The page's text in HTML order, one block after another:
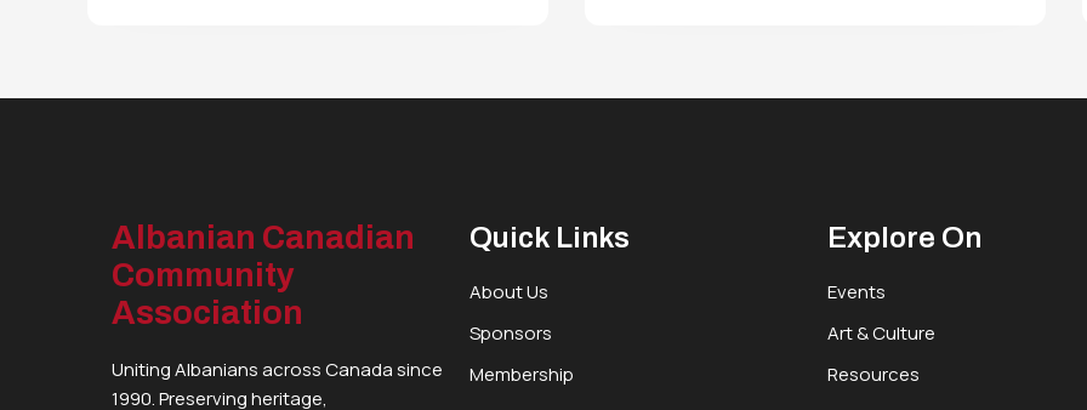
Albanian Canadian
Community
Association
Uniting Albanians across Canada since
1990. Preserving heritage,
Quick Links
About Us
Sponsors
Membership
Explore On
Events
Art & Culture
Resources